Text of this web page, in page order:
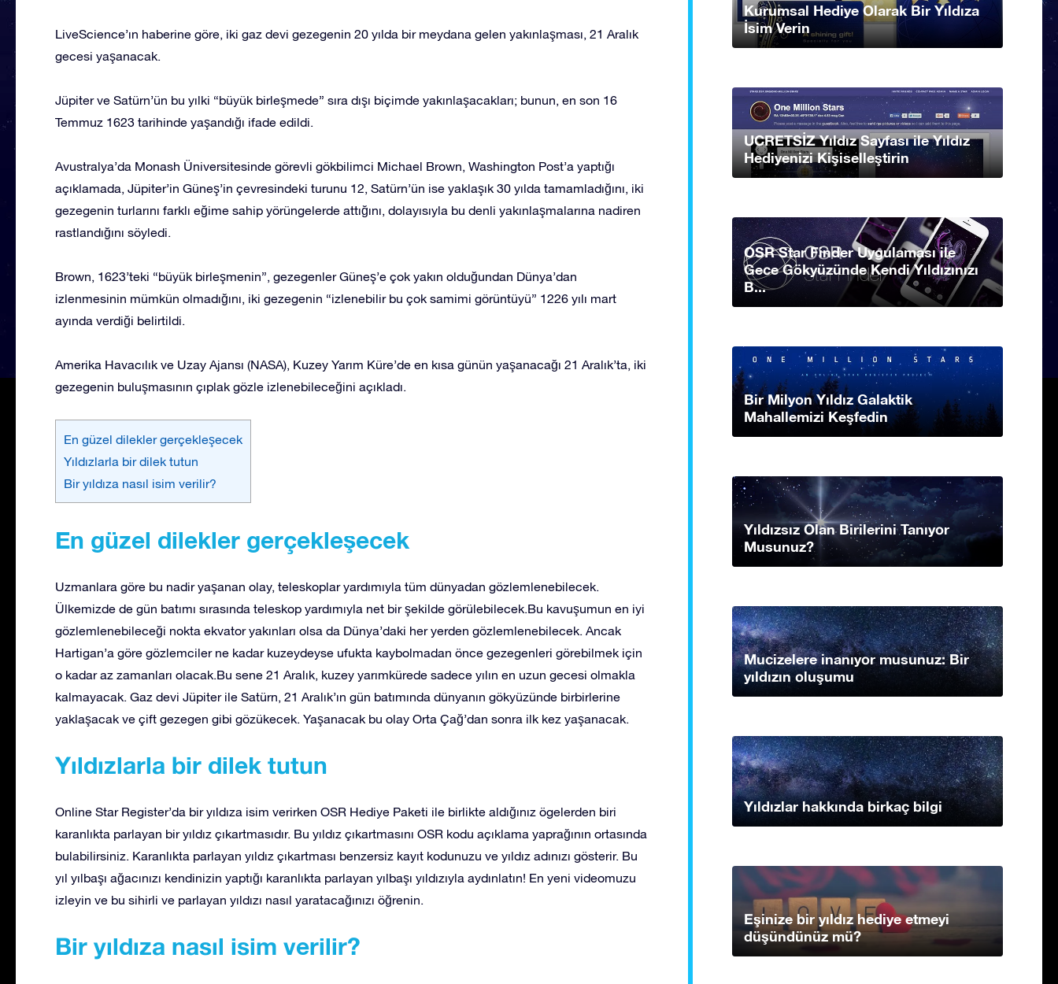
LiveScience’ın haberine göre, iki gaz devi gezegenin 20 yılda bir meydana gelen yakınlaşması, 21 Aralık
gecesi yaşanacak.
Jüpiter ve Satürn’ün bu yılki “büyük birleşmede” sıra dışı biçimde yakınlaşacakları; bunun, en son 16
Temmuz 1623 tarihinde yaşandığı ifade edildi.
Avustralya’da Monash Üniversitesinde görevli gökbilimci Michael Brown, Washington Post’a yaptığı
açıklamada, Jüpiter’in Güneş’in çevresindeki turunu 12, Satürn’ün ise yaklaşık 30 yılda tamamladığını, iki
gezegenin turlarını farklı eğime sahip yörüngelerde attığını, dolayısıyla bu denli yakınlaşmalarına nadiren
rastlandığını söyledi.
Brown, 1623’teki “büyük birleşmenin”, gezegenler Güneş’e çok yakın olduğundan Dünya’dan
izlenmesinin mümkün olmadığını, iki gezegenin “izlenebilir bu çok samimi görüntüyü” 1226 yılı mart
ayında verdiği belirtildi.
Amerika Havacılık ve Uzay Ajansı (NASA), Kuzey Yarım Küre’de en kısa günün yaşanacağı 21 Aralık’ta, iki
gezegenin buluşmasının çıplak gözle izlenebileceğini açıkladı.
En güzel dilekler gerçekleşecek
Yıldızlarla bir dilek tutun
Bir yıldıza nasıl isim verilir?
En güzel dilekler gerçekleşecek
Uzmanlara göre bu nadir yaşanan olay, teleskoplar yardımıyla tüm dünyadan gözlemlenebilecek.
Ülkemizde de gün batımı sırasında teleskop yardımıyla net bir şekilde görülebilecek.Bu kavuşumun en iyi
gözlemlenebileceği nokta ekvator yakınları olsa da Dünya’daki her yerden gözlemlenebilecek. Ancak
Hartigan’a göre gözlemciler ne kadar kuzeydeyse ufukta kaybolmadan önce gezegenleri görebilmek için
o kadar az zamanları olacak.Bu sene 21 Aralık, kuzey yarımkürede sadece yılın en uzun gecesi olmakla
kalmayacak. Gaz devi Jüpiter ile Satürn, 21 Aralık’ın gün batımında dünyanın gökyüzünde birbirlerine
yaklaşacak ve çift gezegen gibi gözükecek. Yaşanacak bu olay Orta Çağ’dan sonra ilk kez yaşanacak.
Yıldızlarla bir dilek tutun
Online Star Register’da bir yıldıza isim verirken OSR Hediye Paketi ile birlikte aldığınız ögelerden biri
karanlıkta parlayan bir yıldız çıkartmasıdır. Bu yıldız çıkartmasını OSR kodu açıklama yaprağının ortasında
bulabilirsiniz. Karanlıkta parlayan yıldız çıkartması benzersiz kayıt kodunuzu ve yıldız adınızı gösterir. Bu
yıl yılbaşı ağacınızı kendinizin yaptığı karanlıkta parlayan yılbaşı yıldızıyla aydınlatın! En yeni videomuzu
izleyin ve bu sihirli ve parlayan yıldızı nasıl yaratacağınızı öğrenin.
Bir yıldıza nasıl isim verilir?
Kurumsal Hediye Olarak Bir Yıldıza
İsim Verin
UCRETSİZ Yıldız Sayfası ile Yıldız
Hediyenizi Kişiselleştirin
OSR Star Finder Uygulaması ile
Gece Gökyüzünde Kendi Yıldızınızı
B...
Bir Milyon Yıldız Galaktik
Mahallemizi Keşfedin
Yıldızsız Olan Birilerini Tanıyor
Musunuz?
Mucizelere inanıyor musunuz: Bir
yıldızın oluşumu
Yıldızlar hakkında birkaç bilgi
Eşinize bir yıldız hediye etmeyi
düşündünüz mü?